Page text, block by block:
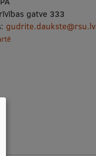
gatve 333
gudrite.daukste@rsu.lv